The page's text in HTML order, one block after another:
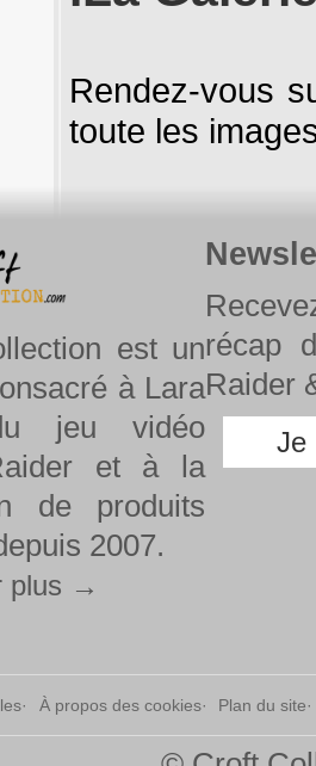
Rendez-vous
toute les
est un
à Lara
jeu vidéo
et à la
de produits
2007.
plus →
récap
Raider
Je
À propos des cookies Plan du site